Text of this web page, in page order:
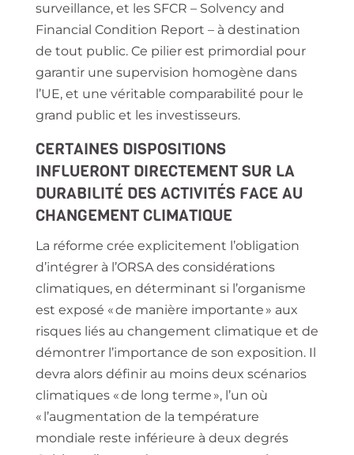
surveillance, et les SFCR – Solvency and
Financial Condition Report – à destination
de tout public. Ce pilier est primordial pour
garantir une supervision homogène dans
l’UE, et une véritable comparabilité pour le
grand public et les investisseurs.
CERTAINES DISPOSITIONS
INFLUERONT DIRECTEMENT SUR LA
DURABILITÉ DES ACTIVITÉS FACE AU
CHANGEMENT CLIMATIQUE
La réforme crée explicitement l’obligation
d’intégrer à l’ORSA des considérations
climatiques, en déterminant si l’organisme
est exposé « de manière importante » aux
risques liés au changement climatique et de
démontrer l’importance de son exposition. Il
devra alors définir au moins deux scénarios
climatiques « de long terme », l’un où
« l’augmentation de la température
mondiale reste inférieure à deux degrés